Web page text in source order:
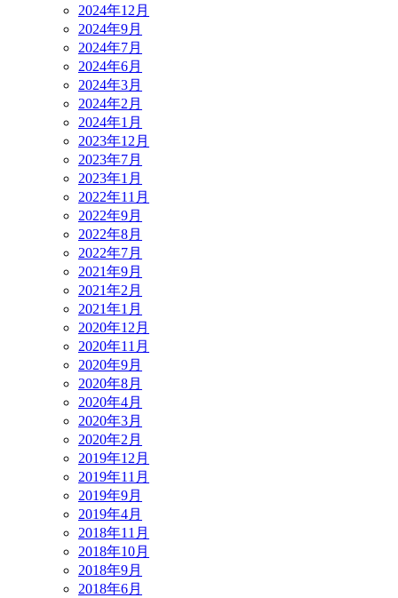
2024年12月
2024年9月
2024年7月
2024年6月
2024年3月
2024年2月
2024年1月
2023年12月
2023年7月
2023年1月
2022年11月
2022年9月
2022年8月
2022年7月
2021年9月
2021年2月
2021年1月
2020年12月
2020年11月
2020年9月
2020年8月
2020年4月
2020年3月
2020年2月
2019年12月
2019年11月
2019年9月
2019年4月
2018年11月
2018年10月
2018年9月
2018年6月